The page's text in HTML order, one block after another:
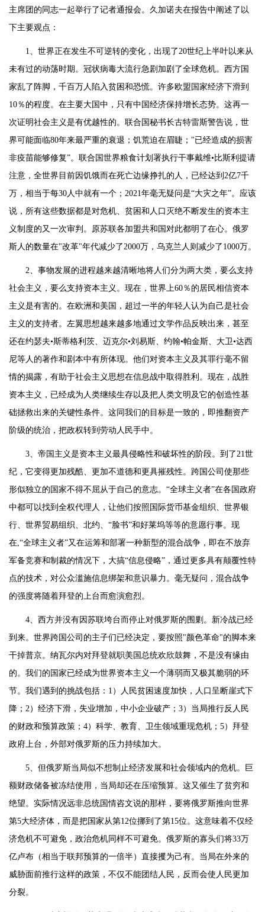
主席团的同志一起举行了记者通报会。久加诺夫在报告中阐述了以
下主要观点：
1、世界正在发生不可逆转的变化，出现了20世纪上半叶以来从
未有过的动荡时期。冠状病毒大流行急剧加剧了全球危机。西方国
家乱了阵脚，千百万人陷入贫困和恐慌。许多欧盟国家经济下滑到
10％的程度。在主要大国中，只有中国经济保持增长态势。这再一
次证明社会主义是有优越性的。联合国秘书长古特雷斯警告说，世
界可能面临80年来最严重的衰退；饥荒迫在眉睫；"已经造成的损害
非疫苗能够修复”。联合国世界粮食计划署执行干事戴维•比斯利提请
注意，全世界目前因饥饿而在死亡边缘挣扎的人，已经达到2亿7千
万，相当于每30人中就有一个；2021年毫无疑问是“大灾之年”。应该
说，所有这些数据都是对危机、贫困和人口灭绝不断发生的资本主
义制度的又一次审判。原苏联各加盟共和国对此都明了在心。俄罗
斯人的数量在"改革"年代减少了2000万，乌克兰人则减少了1000万。
2、事物发展的进程越来越清晰地将人们分为两大类，要么支持
社会主义，要么支持资本主义。现在，世界上60％的居民相信资本
主义是有害的。在欧洲和美国，超过一半的年轻人认为自己是社会
主义的支持者。左翼思想越来越多地通过文学作品反映出来，甚至
还在约瑟夫•斯蒂格利茨、迈克尔•刘易斯、约翰•帕金斯、大卫•达西
尼等人的著作和剧本中有所体现。他们对资本主义及其罪行毫不留
情的揭露，有助于社会主义思想在信息战中取得胜利。现在，战胜
资本主义，已经成为人类继续生存以及把人类文明及它的创造性基
础拯救出来的关键性条件。这同我们的目标是一致的，即推翻资产
阶级的统治，把政权转到劳动人民手中。
3、帝国主义是资本主义最具侵略性和破坏性的阶段。到了21世
纪，它变得更加残酷、更加不道德和更具摧残性。跨国公司使那些
形似独立的国家不得不屈从于自己的意志。“全球主义者”在各国政府
中都可以找到全权代理人，让他们按照国际货币基金组织、世界银
行、世界贸易组织、北约、“脸书”和好莱坞等等的意愿行事。现
在,“全球主义者”又在运筹和部署一种新型的混合战争，即在不放弃
军备竞赛和制裁的情况下，大搞“信息侵略”，通过更多具有颠覆性特
点的技术，对公众滥施信息绑架和意识暴力。毫无疑问，混合战争
的强度将随着拜登的上台而愈演愈烈。
4、西方并没有因苏联垮台而停止对俄罗斯的围剿。新冷战已经
到来。世界跨国公司的主子们已经决定，要按照"颜色革命"的脚本来
干掉普京。纳瓦尔内对拜登就职美国总统欢欣鼓舞，不是没有缘由
的。我们的国家已经成为世界资本主义一个薄弱而又极其脆弱的环
节。我们遇到的挑战包括：1）人民贫困速度加快，人口呈断崖式下
降；2）经济下滑，失业增加，中小企业破产；3）当局推行反人民
的财政和预算政策；4）科学、教育、卫生领域重现危机；5）拜登
政府上台，外部对俄罗斯的压力持续加大。
5、但俄罗斯当局似不想制止经济发展和社会领域内的危机。巨
额财政储备被冻结使用，当局却还在压缩预算。这又催生了贫穷和
绝望。实际情况远非总统国情咨文说的那样，要将俄罗斯推向世界
第5大经济体，而是把国家从第12位挪到了第15位。这意味着不仅经
济危机不可避免，政治危机同样不可避免。俄罗斯的寡头们将33万
亿卢布（相当于联邦预算的一倍半）直接攫为己有。当局在外来的
威胁面前推行这样的政策，不仅不能团结人民，反而会使人民更加
分裂。